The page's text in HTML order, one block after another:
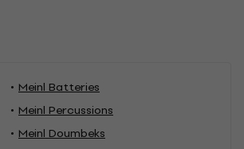
Meinl Batteries
Meinl Percussions
Meinl Doumbeks